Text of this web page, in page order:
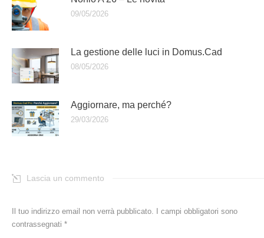
09/05/2026
La gestione delle luci in Domus.Cad
08/05/2026
Aggiornare, ma perché?
29/03/2026
Lascia un commento
Il tuo indirizzo email non verrà pubblicato. I campi obbligatori sono
contrassegnati *